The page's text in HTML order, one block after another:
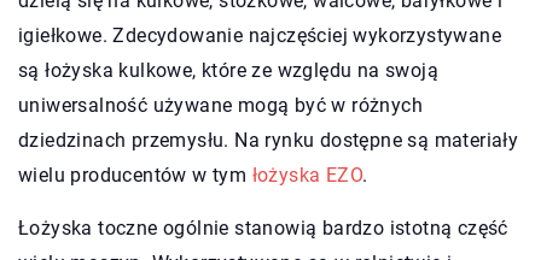
igiełkowe. Zdecydowanie najczęściej wykorzystywane
są łożyska kulkowe, które ze względu na swoją
uniwersalność używane mogą być w różnych
dziedzinach przemysłu. Na rynku dostępne są materiały
wielu producentów w tym łożyska EZO.
Łożyska toczne ogólnie stanowią bardzo istotną część